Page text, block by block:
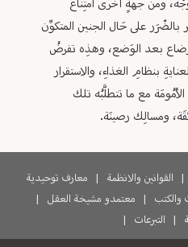
ومن جهَةٍ أخرى امتِناع
بالضّرَر على حَال الجنين المتكوِّن
بعد الوَضع، وهذِه تفرضُ
بنظامِ الغذاءِ، والاستقرار
الأمُومَة مع ما تتطلَّبُه تلك
ومسالِك رصينَة.
| القوانين والانظمة |
معارف توحيدية
والكتب | معتمدو مشيخة العقل
|
| التبرعات |